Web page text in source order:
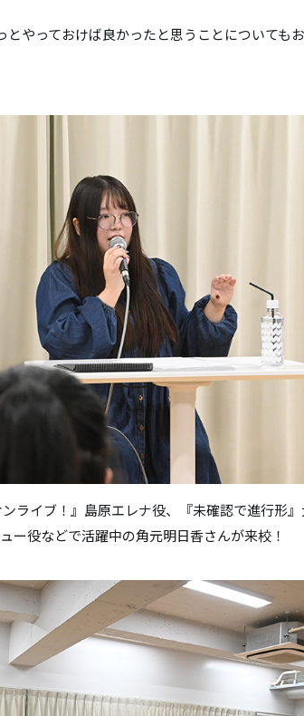
やっておけば良かったと思うことについても
ライブ！』島原エレナ役、『未確認で進行形』
ー役などで活躍中の角元明日香さんが来校！